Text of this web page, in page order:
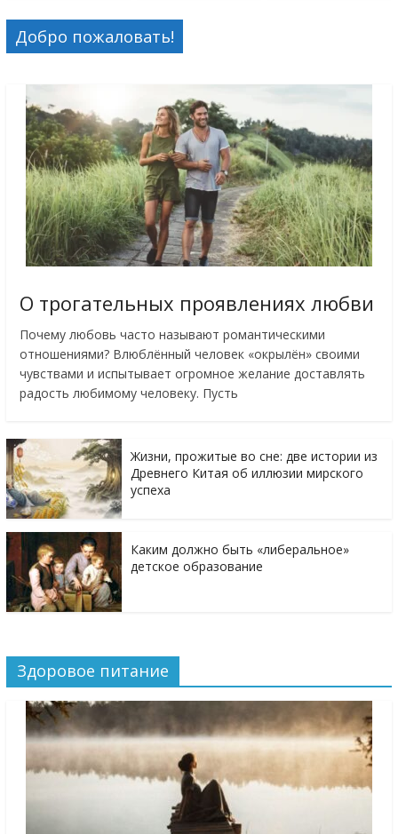
Добро пожаловать!
О трогательных проявлениях любви
Почему любовь часто называют романтическими
отношениями? Влюблённый человек «окрылён» своими
чувствами и испытывает огромное желание доставлять
радость любимому человеку. Пусть
Жизни, прожитые во сне: две истории из
Древнего Китая об иллюзии мирского
успеха
Каким должно быть «либеральное»
детское образование
Здоровое питание